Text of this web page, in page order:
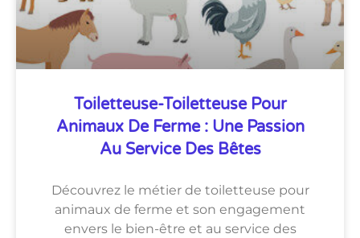
Toiletteuse-Toiletteuse Pour
Animaux De Ferme : Une Passion
Au Service Des Bêtes
Découvrez le métier de toiletteuse pour
animaux de ferme et son engagement
envers le bien-être et au service des